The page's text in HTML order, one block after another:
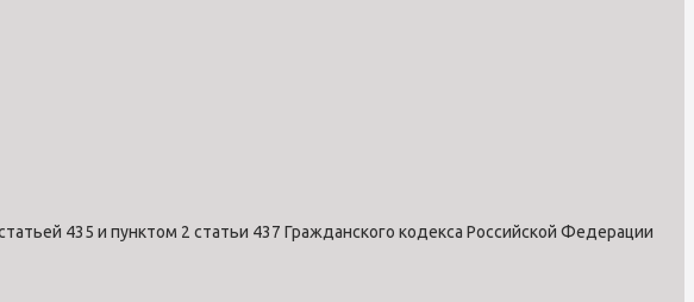
435 и пунктом 2 статьи 437 Гражданского кодекса Российской Федерации